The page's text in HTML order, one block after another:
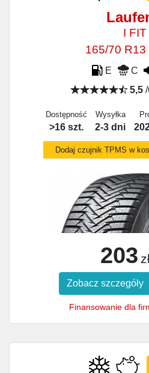
I FIT
165/70 R13
E C
5,5/
Dostępność
>16 szt.
Wysyłka
2-3 dni
Dodaj czujnik TPMS w
203
Zobacz szczegóły
Finansowanie dla